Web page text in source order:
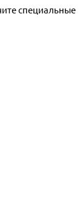
специальные